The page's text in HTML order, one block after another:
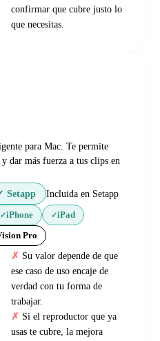
confirmar que cubre justo lo
que necesitas.
para Mac. Te permite
dar más fuerza a tus clips en
Setapp Incluida en Setapp
✓iPhone ✓iPad
Pro
Su valor depende de que
ese caso de uso encaje de
verdad con tu forma de
trabajar.
Si el reproductor que ya
usas te cubre, la mejora